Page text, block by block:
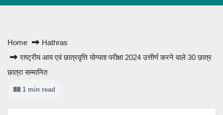
Home
Hathras
राष्ट्रीय आय एवं छात्रवृत्ति योग्यता परीक्षा 2024 उत्तीर्ण करने वाले 30 छात्र
छात्रा सम्मानित
1 min read